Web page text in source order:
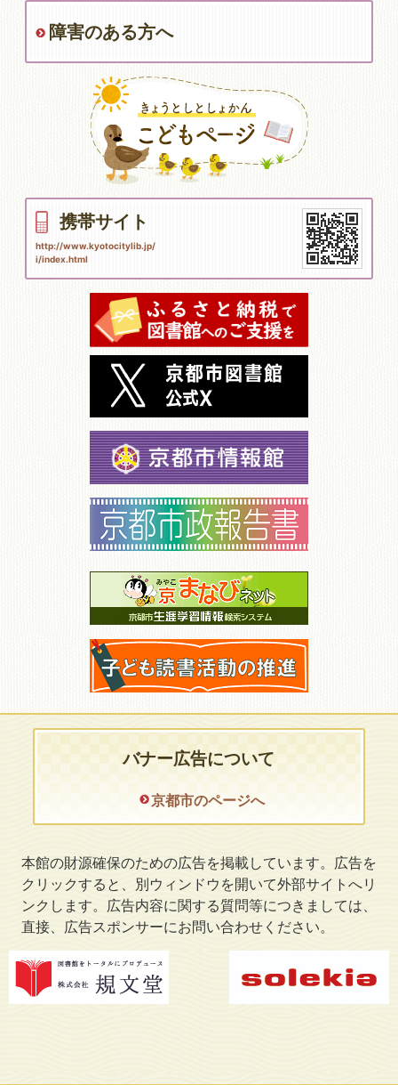
障害のある方へ
携帯サイト
http://www.kyotocitylib.jp/
i/index.html
バナー広告について
京都市のページへ
本館の財源確保のための広告を掲載しています。広告を
クリックすると、別ウィンドウを開いて外部サイトへリ
ンクします。広告内容に関する質問等につきましては、
直接、広告スポンサーにお問い合わせください。